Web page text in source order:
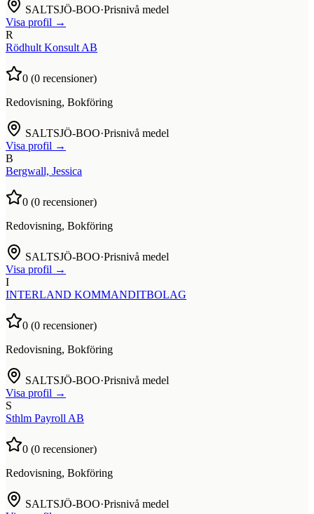
SALTSJÖ-BOO·Prisnivå medel
Visa profil →
R
Rödhult Konsult AB
0 (0 recensioner)
Redovisning, Bokföring
SALTSJÖ-BOO·Prisnivå medel
Visa profil →
B
Bergwall, Jessica
0 (0 recensioner)
Redovisning, Bokföring
SALTSJÖ-BOO·Prisnivå medel
Visa profil →
I
INTERLAND KOMMANDITBOLAG
0 (0 recensioner)
Redovisning, Bokföring
SALTSJÖ-BOO·Prisnivå medel
Visa profil →
S
Sthlm Payroll AB
0 (0 recensioner)
Redovisning, Bokföring
SALTSJÖ-BOO·Prisnivå medel